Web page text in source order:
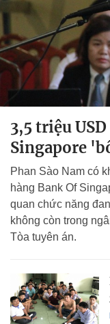
3,5 triệu
Singapore
Phan Sào Nam có
hàng Bank Of
quan chức năng
không còn trong
Tòa tuyên án.